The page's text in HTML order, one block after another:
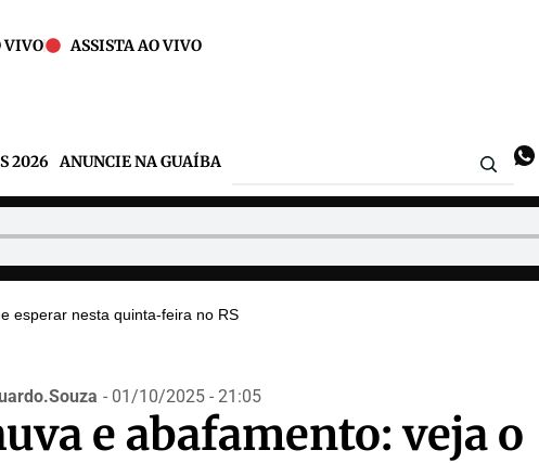
VIVO ASSISTA AO VIVO
2026 ANUNCIE NA GUAÍBA
esperar nesta quinta-feira no RS
- 01/10/2025 - 21:05
e abafamento: veja o